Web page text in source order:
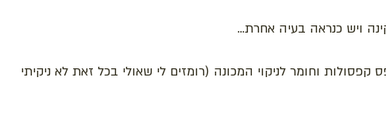
ויש כנראה בעיה אחרת...
וחומר לניקוי המכונה (רומזים לי שאולי בכל זאת לא ניקיתי